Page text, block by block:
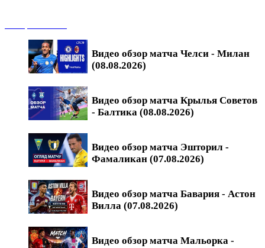
Видео обзор матча Челси - Милан
(08.08.2026)
Видео обзор матча Крылья Советов
- Балтика (08.08.2026)
Видео обзор матча Эшторил -
Фамаликан (07.08.2026)
Видео обзор матча Бавария - Астон
Вилла (07.08.2026)
Видео обзор матча Мальорка -